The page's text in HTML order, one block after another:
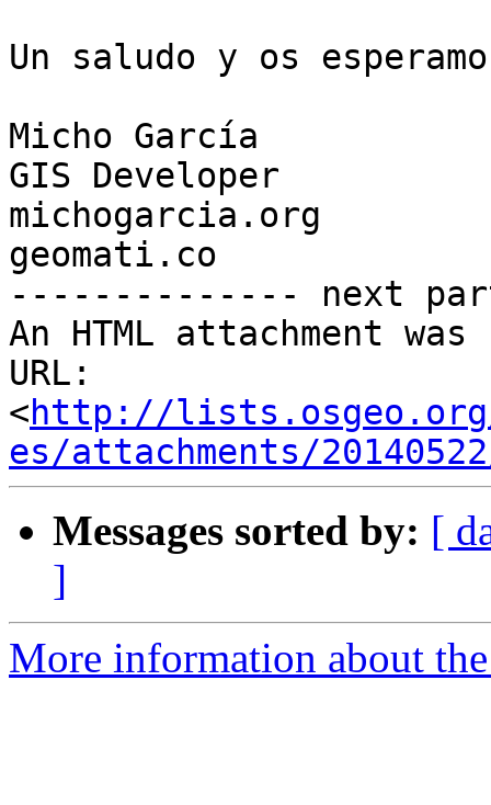
Un saludo y os
Micho García
GIS Developer
michogarcia.org
geomati.co
-------------- next
An HTML attachment
URL:
<http://
es/attachments/
Messages sorted by: [
]
More information about